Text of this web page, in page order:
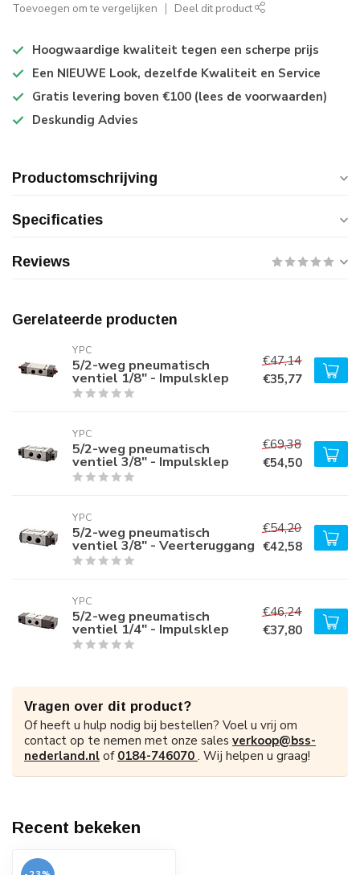
Toevoegen om te vergelijken Deel dit product
Hoogwaardige kwaliteit tegen een scherpe prijs
Een NIEUWE Look, dezelfde Kwaliteit en Service
Gratis levering boven €100 (lees de voorwaarden)
Deskundig Advies
Productomschrijving
Specificaties
Reviews
Gerelateerde producten
YPC
5/2-weg pneumatisch
ventiel 1/8" - Impulsklep
€47,14
€35,77
YPC
5/2-weg pneumatisch
ventiel 3/8" - Impulsklep
€69,38
€54,50
YPC
5/2-weg pneumatisch
ventiel 3/8" - Veerteruggang
€54,20
€42,58
YPC
5/2-weg pneumatisch
ventiel 1/4" - Impulsklep
€46,24
€37,80
Vragen over dit product?
Of heeft u hulp nodig bij bestellen? Voel u vrij om
contact op te nemen met onze sales verkoop@bss-
nederland.nl of 0184-746070 . Wij helpen u graag!
Recent bekeken